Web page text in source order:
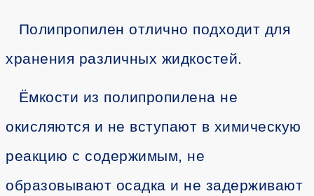
Полипропилен отлично подходит для
хранения различных жидкостей.
Ёмкости из полипропилена не
окисляются и не вступают в химическую
реакцию с содержимым, не
образовывают осадка и не задерживают